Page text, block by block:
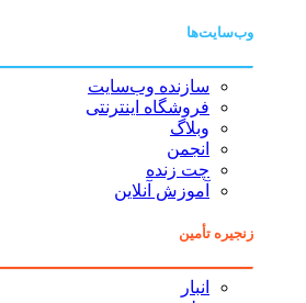
وب‌سایت‌ها
سازنده وب‌سایت
فروشگاه اینترنتی
وبلاگ
انجمن
چت زنده
آموزش آنلاین
زنجیره تأمین
انبار